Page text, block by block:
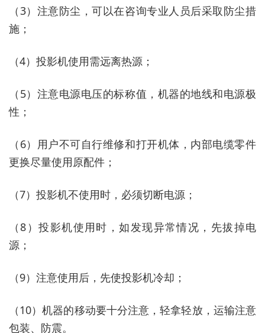
（3）注意防尘，可以在咨询专业人员后采取防尘措
施；
（4）投影机使用需远离热源；
（5）注意电源电压的标称值，机器的地线和电源极
性；
（6）用户不可自行维修和打开机体，内部电缆零件
更换尽量使用原配件；
（7）投影机不使用时，必须切断电源；
（8）投影机使用时，如发现异常情况，先拔掉电
源；
（9）注意使用后，先使投影机冷却；
（10）机器的移动要十分注意，轻拿轻放，运输注意
包装、防震。